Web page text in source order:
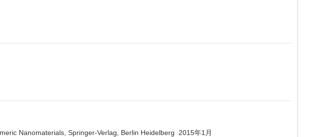
Nanomaterials, Springer-Verlag, Berlin Heidelberg 2015年1月